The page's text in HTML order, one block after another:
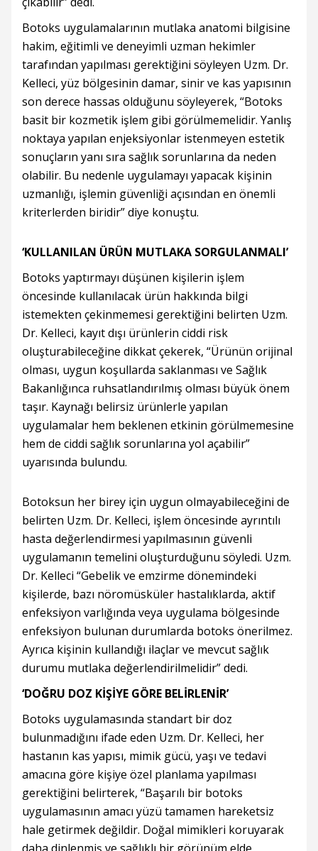
Botoks uygulamalarının mutlaka anatomi bilgisine
hakim, eğitimli ve deneyimli uzman hekimler
tarafından yapılması gerektiğini söyleyen Uzm. Dr.
Kelleci, yüz bölgesinin damar, sinir ve kas yapısının
son derece hassas olduğunu söyleyerek, “Botoks
basit bir kozmetik işlem gibi görülmemelidir. Yanlış
noktaya yapılan enjeksiyonlar istenmeyen estetik
sonuçların yanı sıra sağlık sorunlarına da neden
olabilir. Bu nedenle uygulamayı yapacak kişinin
uzmanlığı, işlemin güvenliği açısından en önemli
kriterlerden biridir” diye konuştu.
‘KULLANILAN ÜRÜN MUTLAKA SORGULANMALI’
Botoks yaptırmayı düşünen kişilerin işlem
öncesinde kullanılacak ürün hakkında bilgi
istemekten çekinmemesi gerektiğini belirten Uzm.
Dr. Kelleci, kayıt dışı ürünlerin ciddi risk
oluşturabileceğine dikkat çekerek, “Ürünün orijinal
olması, uygun koşullarda saklanması ve Sağlık
Bakanlığınca ruhsatlandırılmış olması büyük önem
taşır. Kaynağı belirsiz ürünlerle yapılan
uygulamalar hem beklenen etkinin görülmemesine
hem de ciddi sağlık sorunlarına yol açabilir”
uyarısında bulundu.
Botoksun her birey için uygun olmayabileceğini de
belirten Uzm. Dr. Kelleci, işlem öncesinde ayrıntılı
hasta değerlendirmesi yapılmasının güvenli
uygulamanın temelini oluşturduğunu söyledi. Uzm.
Dr. Kelleci “Gebelik ve emzirme dönemindeki
kişilerde, bazı nöromüsküler hastalıklarda, aktif
enfeksiyon varlığında veya uygulama bölgesinde
enfeksiyon bulunan durumlarda botoks önerilmez.
Ayrıca kişinin kullandığı ilaçlar ve mevcut sağlık
durumu mutlaka değerlendirilmelidir” dedi.
‘DOĞRU DOZ KİŞİYE GÖRE BELİRLENİR’
Botoks uygulamasında standart bir doz
bulunmadığını ifade eden Uzm. Dr. Kelleci, her
hastanın kas yapısı, mimik gücü, yaşı ve tedavi
amacına göre kişiye özel planlama yapılması
gerektiğini belirterek, “Başarılı bir botoks
uygulamasının amacı yüzü tamamen hareketsiz
hale getirmek değildir. Doğal mimikleri koruyarak